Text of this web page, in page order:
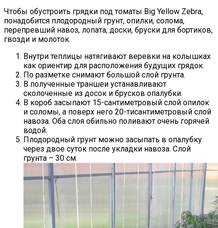
Чтобы обустроить грядки под томаты Big Yellow Zebra,
понадобится плодородный грунт, опилки, солома,
перепревший навоз, лопата, доски, бруски для бортиков,
гвозди и молоток.
Внутри теплицы натягивают веревки на колышках
как ориентир для расположения будущих грядок.
По разметке снимают большой слой грунта.
В полученные траншеи устанавливают
сколоченные из досок и брусков опалубки.
В короб засыпают 15-сантиметровый слой опилок
и соломы, а поверх него 20-тисантиметровый слой
навоза. Оба слоя обильно поливают очень горячей
водой.
Плодородный грунт можно засыпать в опалубку
через двое суток после укладки навоза. Слой
грунта – 30 см.